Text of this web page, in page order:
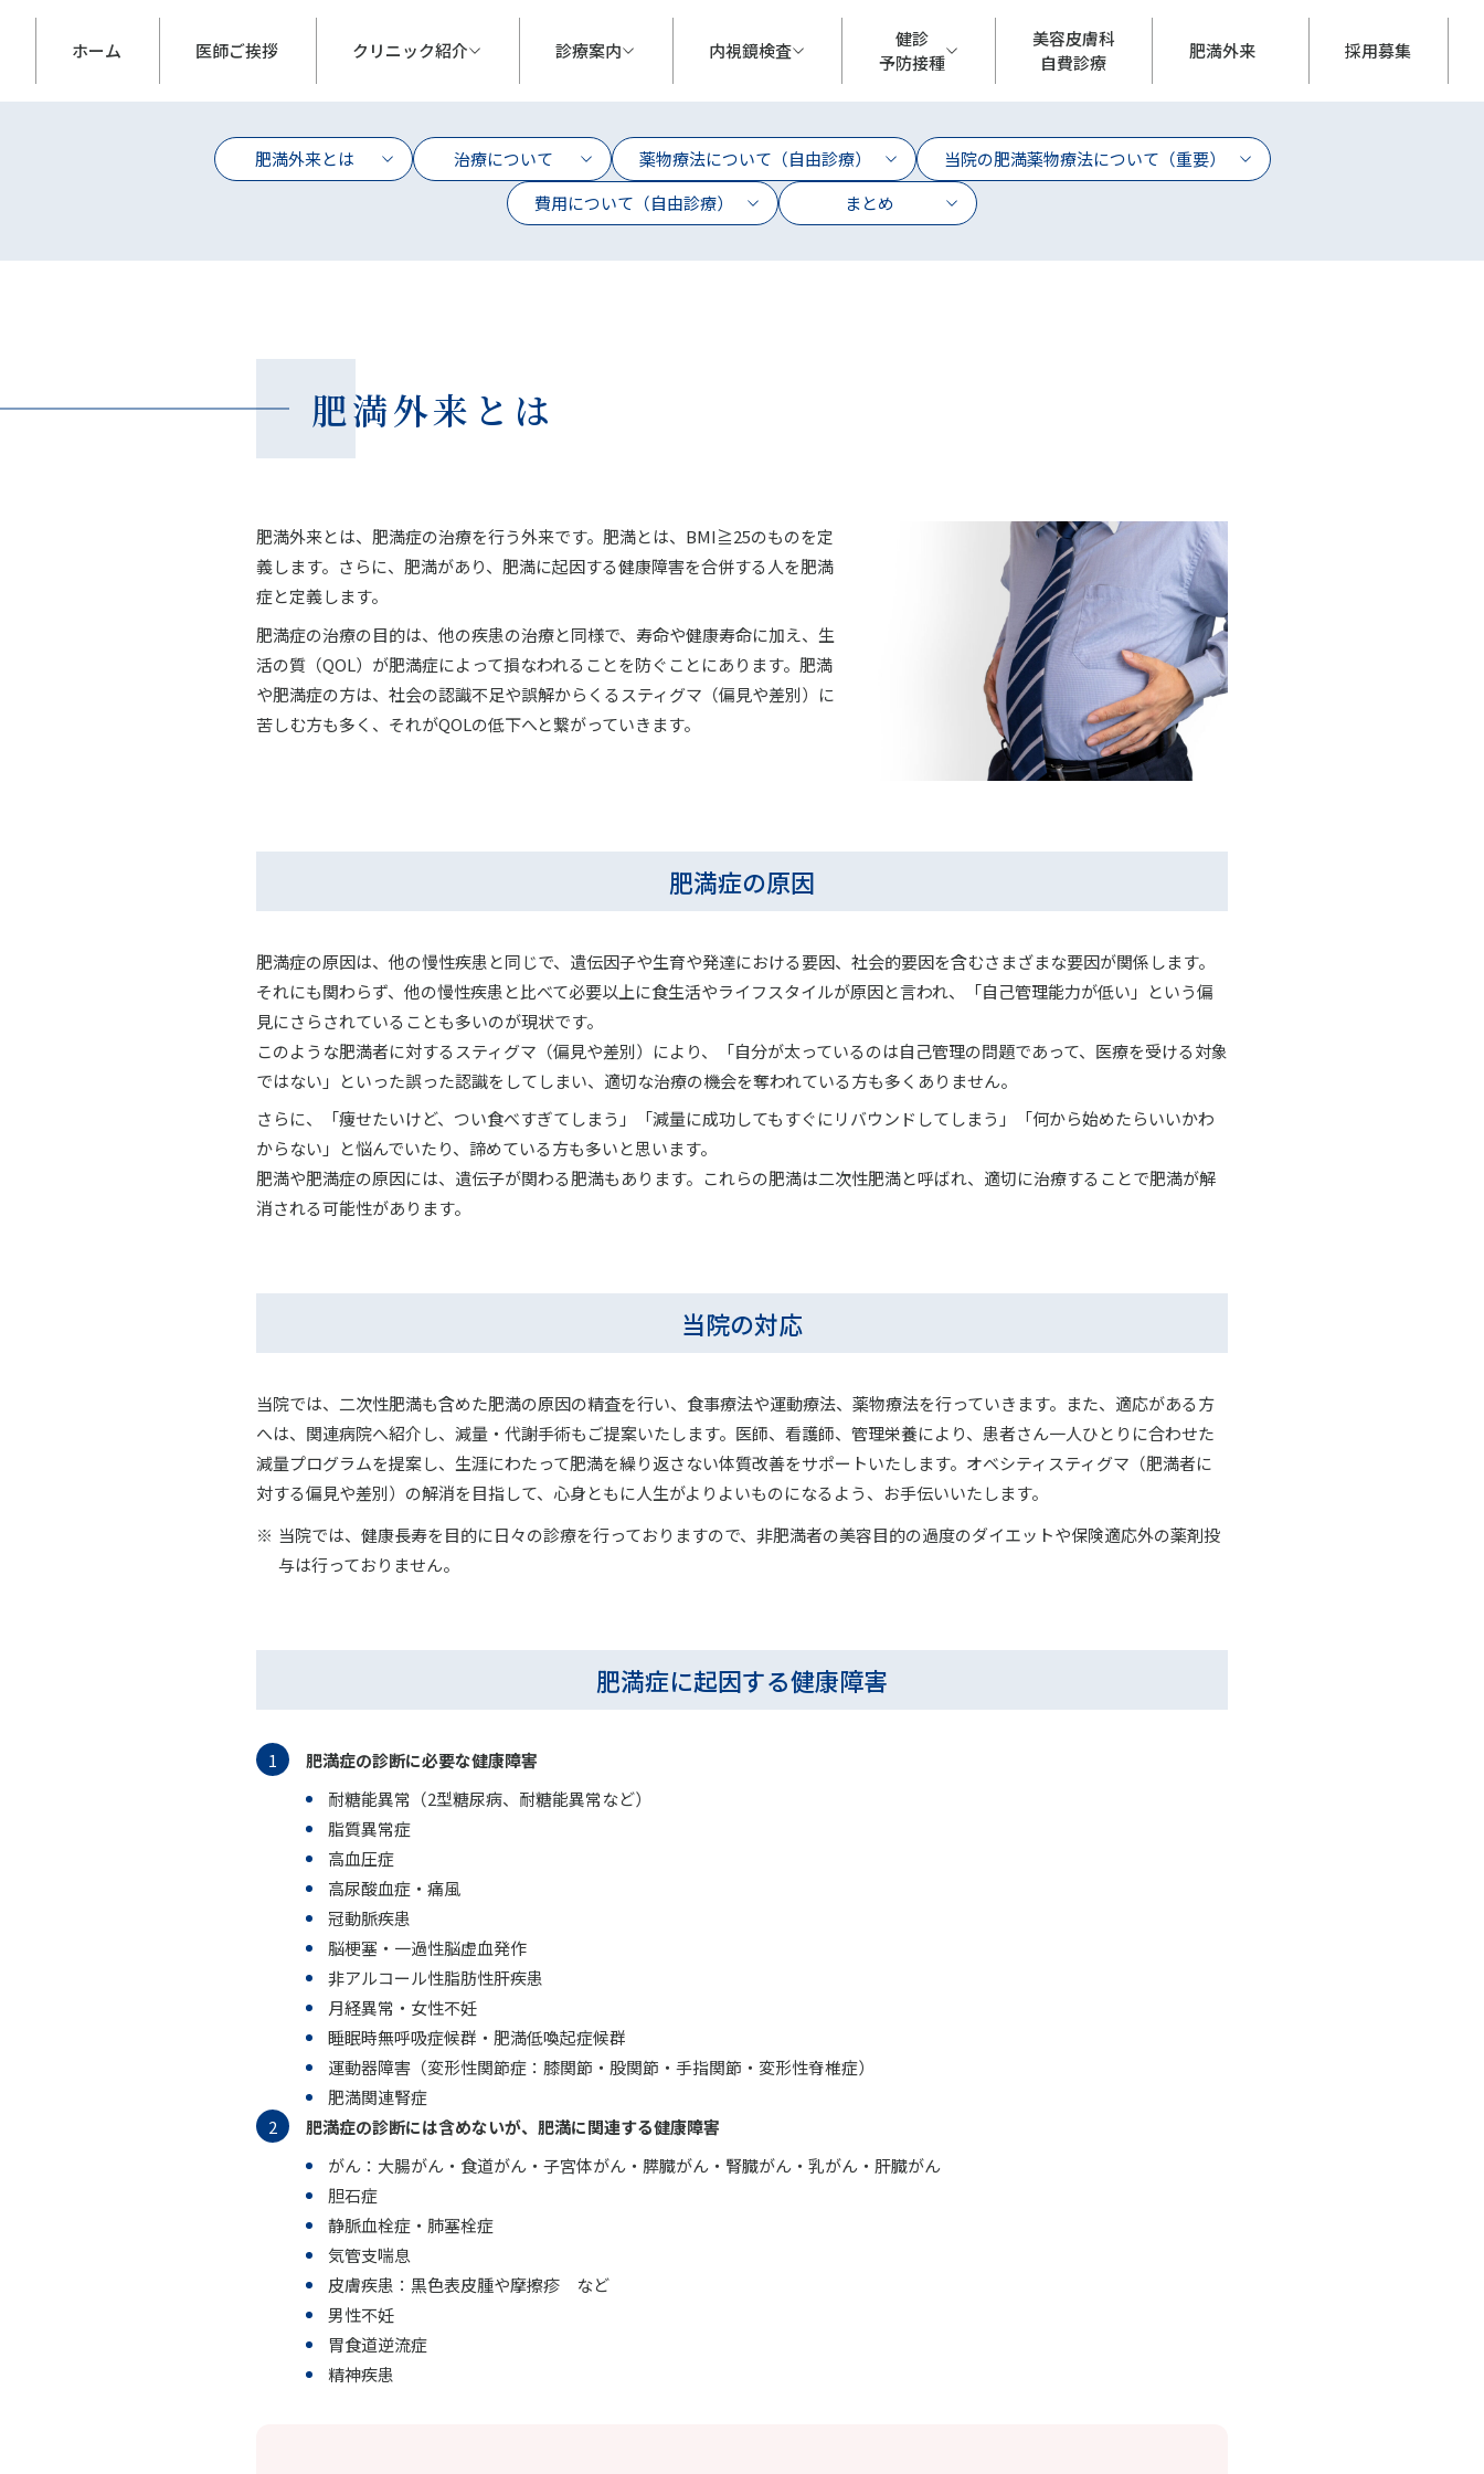
ホーム 医師ご挨拶 クリニック紹介 診療案内 内視鏡検査
健診
予防接種
美容皮膚科
自費診療
肥満外来 採用募集
肥満外来とは 治療について 薬物療法について（自由診療）
当院の肥満薬物療法について（重要）
費用について（自由診療）
まとめ
肥満外来とは
肥満外来とは、肥満症の治療を行う外来です。肥満とは、BMI≧25のものを定
義します。さらに、肥満があり、肥満に起因する健康障害を合併する人を肥満
症と定義します。
肥満症の治療の目的は、他の疾患の治療と同様で、寿命や健康寿命に加え、生
活の質（QOL）が肥満症によって損なわれることを防ぐことにあります。肥満
や肥満症の方は、社会の認識不足や誤解からくるスティグマ（偏見や差別）に
苦しむ方も多く、それがQOLの低下へと繋がっていきます。
肥満症の原因
肥満症の原因は、他の慢性疾患と同じで、遺伝因子や生育や発達における要因、社会的要因を含むさまざまな要因が関係します。
それにも関わらず、他の慢性疾患と比べて必要以上に食生活やライフスタイルが原因と言われ、「自己管理能力が低い」という偏
見にさらされていることも多いのが現状です。
このような肥満者に対するスティグマ（偏見や差別）により、「自分が太っているのは自己管理の問題であって、医療を受ける対象
ではない」といった誤った認識をしてしまい、適切な治療の機会を奪われている方も多くありません。
さらに、「痩せたいけど、つい食べすぎてしまう」「減量に成功してもすぐにリバウンドしてしまう」「何から始めたらいいかわ
からない」と悩んでいたり、諦めている方も多いと思います。
肥満や肥満症の原因には、遺伝子が関わる肥満もあります。これらの肥満は二次性肥満と呼ばれ、適切に治療することで肥満が解
消される可能性があります。
当院の対応
当院では、二次性肥満も含めた肥満の原因の精査を行い、食事療法や運動療法、薬物療法を行っていきます。また、適応がある方
へは、関連病院へ紹介し、減量・代謝手術もご提案いたします。医師、看護師、管理栄養により、患者さん一人ひとりに合わせた
減量プログラムを提案し、生涯にわたって肥満を繰り返さない体質改善をサポートいたします。オベシティスティグマ（肥満者に
対する偏見や差別）の解消を目指して、心身ともに人生がよりよいものになるよう、お手伝いいたします。
当院では、健康長寿を目的に日々の診療を行っておりますので、非肥満者の美容目的の過度のダイエットや保険適応外の薬剤投
与は行っておりません。
肥満症に起因する健康障害
肥満症の診断に必要な健康障害
耐糖能異常（2型糖尿病、耐糖能異常など）
脂質異常症
高血圧症
高尿酸血症・痛風
冠動脈疾患
脳梗塞・一過性脳虚血発作
非アルコール性脂肪性肝疾患
月経異常・女性不妊
睡眠時無呼吸症候群・肥満低喚起症候群
運動器障害（変形性関節症：膝関節・股関節・手指関節・変形性脊椎症）
肥満関連腎症
肥満症の診断には含めないが、肥満に関連する健康障害
がん：大腸がん・食道がん・子宮体がん・膵臓がん・腎臓がん・乳がん・肝臓がん
胆石症
静脈血栓症・肺塞栓症
気管支喘息
皮膚疾患：黒色表皮腫や摩擦疹 など
男性不妊
胃食道逆流症
精神疾患